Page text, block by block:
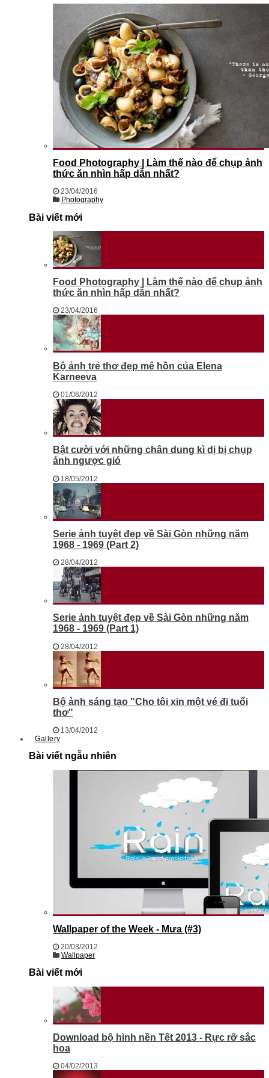
Food Photography | Làm thế nào để chụp ảnh
thức ăn nhìn hấp dẫn nhất?
23/04/2016
Photography
Bài viết mới
Food Photography | Làm thế nào để chụp ảnh
thức ăn nhìn hấp dẫn nhất?
23/04/2016
Bộ ảnh trẻ thơ đẹp mê hồn của Elena
Karneeva
01/06/2012
Bật cười với những chân dung kì dị bị chụp
ảnh ngược gió
18/05/2012
Serie ảnh tuyệt đẹp về Sài Gòn những năm
1968 - 1969 (Part 2)
28/04/2012
Serie ảnh tuyệt đẹp về Sài Gòn những năm
1968 - 1969 (Part 1)
28/04/2012
Bộ ảnh sáng tạo "Cho tôi xin một vé đi tuổi
thơ"
13/04/2012
Gallery
Bài viết ngẫu nhiên
Wallpaper of the Week - Mưa (#3)
20/03/2012
Wallpaper
Bài viết mới
Download bộ hình nền Tết 2013 - Rực rỡ sắc
hoa
04/02/2013